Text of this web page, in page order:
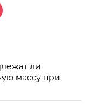
ли
массу при